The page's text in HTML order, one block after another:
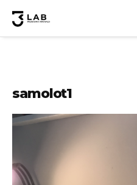
samolot1